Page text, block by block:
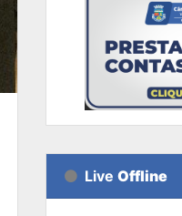
Live Offline